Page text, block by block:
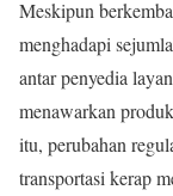
Meskipun
menghadapi
antar penyedia
menawarkan
itu, perubahan
transportasi kerap